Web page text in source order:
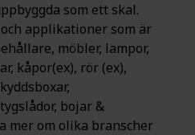
som ett skal.
applikationer som är
möbler, lampor,
kåpor(ex), rör (ex),
bojar &
mer om olika branscher